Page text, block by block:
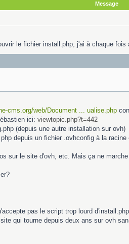
Message
le fichier install.php, j'ai à chaque fois
cms.org/web/Document ... ualise.php
ici: viewtopic.php?t=442
(depuis une autre installation sur ovh)
depuis un fichier .ovhconfig à la racine
sur le site d'ovh, etc. Mais ça ne
pas le script trop lourd
qui tourne depuis deux ans sur ovh